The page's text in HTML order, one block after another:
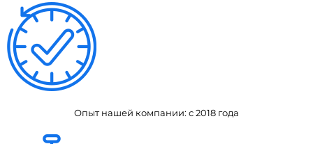
Опыт нашей компании: с 2018 года